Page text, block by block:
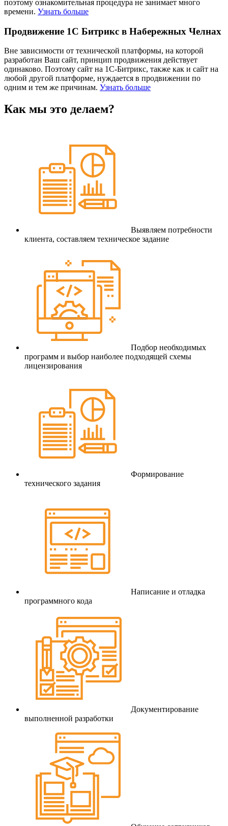
поэтому ознакомительная процедура не занимает много
времени. Узнать больше
Продвижение 1С Битрикс в Набережных Челнах
Вне зависимости от технической платформы, на которой
разработан Ваш сайт, принцип продвижения действует
одинаково. Поэтому сайт на 1С-Битрикс, также как и сайт на
любой другой платформе, нуждается в продвижении по
одним и тем же причинам. Узнать больше
Как мы это делаем?
Выявляем потребности
клиента, составляем техническое задание
Подбор необходимых
программ и выбор наиболее подходящей схемы
лицензирования
Формирование
технического задания
Написание и отладка
программного кода
Документирование
выполненной разработки